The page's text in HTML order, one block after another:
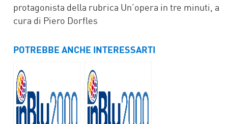
protagonista della rubrica Un’opera in tre minuti, a
cura di Piero Dorfles
POTREBBE ANCHE INTERESSARTI